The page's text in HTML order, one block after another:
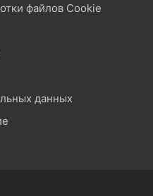
файлов Cookie
данных